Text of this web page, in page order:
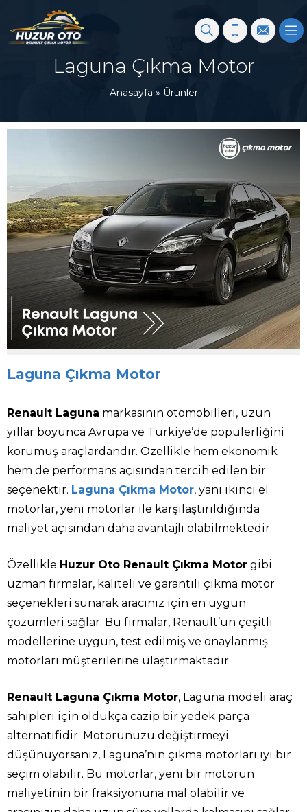
Laguna Çıkma Motor
Anasayfa » Ürünler
Laguna Çıkma Motor
Renault Laguna markasının otomobilleri, uzun
yıllar boyunca Avrupa ve Türkiye’de popülerliğini
korumuş araçlardandır. Özellikle hem ekonomik
hem de performans açısından tercih edilen bir
seçenektir. Laguna Çıkma Motor, yani ikinci el
motorlar, yeni motorlar ile karşılaştırıldığında
maliyet açısından daha avantajlı olabilmektedir.
Özellikle Huzur Oto Renault Çıkma Motor gibi
uzman firmalar, kaliteli ve garantili çıkma motor
seçenekleri sunarak aracınız için en uygun
çözümleri sağlar. Bu firmalar, Renault’un çeşitli
modellerine uygun, test edilmiş ve onaylanmış
motorları müşterilerine ulaştırmaktadır.
Renault Laguna Çıkma Motor, Laguna modeli araç
sahipleri için oldukça cazip bir yedek parça
alternatifidir. Motorunuzu değiştirmeyi
düşünüyorsanız, Laguna’nın çıkma motorları iyi bir
seçim olabilir. Bu motorlar, yeni bir motorun
maliyetinin bir fraksiyonuna mal olabilir ve